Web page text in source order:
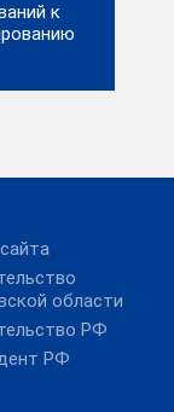
к
области
РФ
РФ